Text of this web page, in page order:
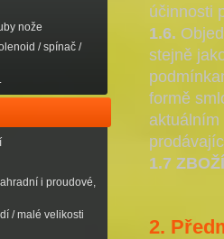
nože
/ spínač /
i proudové,
/ malé velikosti
účinnosti
1.6.
stejně
formě
1.7
2.